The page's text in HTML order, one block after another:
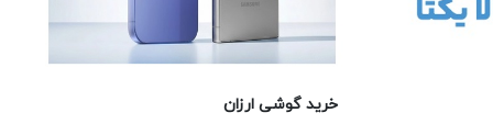
خرید گوشی ارزان